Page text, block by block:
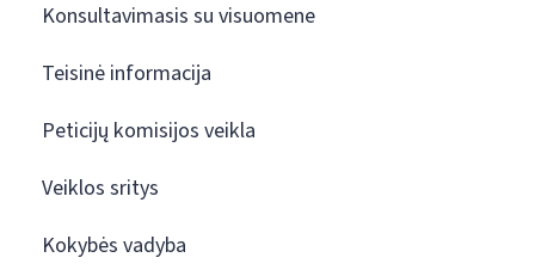
Konsultavimasis su visuomene
Teisinė informacija
Peticijų komisijos veikla
Veiklos sritys
Kokybės vadyba